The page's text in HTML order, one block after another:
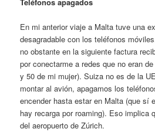
En mi anterior viaje a Malta tuve una
desagradable con los teléfonos
no obstante en la siguiente factura
por conectarme a redes que no eran
y 50 de mi mujer). Suiza no es de la
montar al avión, apagamos los
encender hasta estar en Malta (que sí
hay recarga por roaming). Eso implica
del aeropuerto de Zúrich.